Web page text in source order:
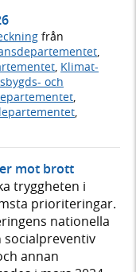
från
,
, Klimat-
och
,
,
mot brott
tryggheten i
prioriteringar.
nationella
annan